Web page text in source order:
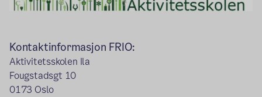
Kontaktinformasjon FRIO:
Aktivitetsskolen Ila
Fougstadsgt 10
0173 Oslo